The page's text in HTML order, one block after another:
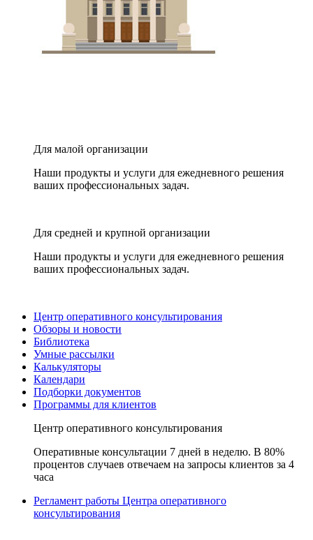
Для малой организации
Наши продукты и услуги для ежедневного решения
ваших профессиональных задач.
Для средней и крупной организации
Наши продукты и услуги для ежедневного решения
ваших профессиональных задач.
Центр оперативного консультирования
Обзоры и новости
Библиотека
Умные рассылки
Калькуляторы
Календари
Подборки документов
Программы для клиентов
Центр оперативного консультирования
Оперативные консультации 7 дней в неделю. В 80%
процентов случаев отвечаем на запросы клиентов за 4
часа
Регламент работы Центра оперативного
консультирования